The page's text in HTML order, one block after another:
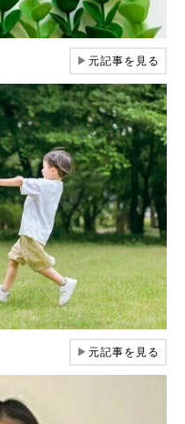
▶元記事を見る
▶元記事を見る